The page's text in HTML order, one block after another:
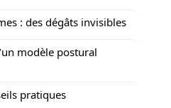
: des dégâts invisibles
modèle postural
pratiques